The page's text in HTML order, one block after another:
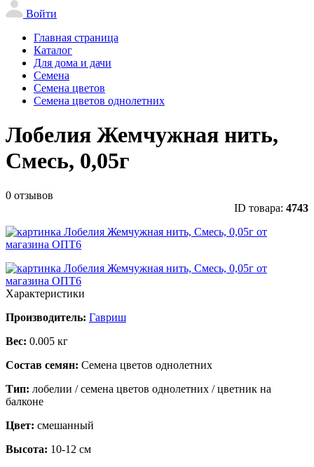
Войти
Главная страница
Каталог
Для дома и дачи
Семена
Семена цветов
Семена цветов однолетних
Лобелия Жемчужная нить,
Смесь, 0,05г
0 отзывов
ID товара: 4743
Характеристики
Производитель: Гавриш
Вес: 0.005 кг
Состав семян: Семена цветов однолетних
Тип: лобелии / семена цветов однолетних / цветник на
балконе
Цвет: смешанный
Высота: 10-12 см